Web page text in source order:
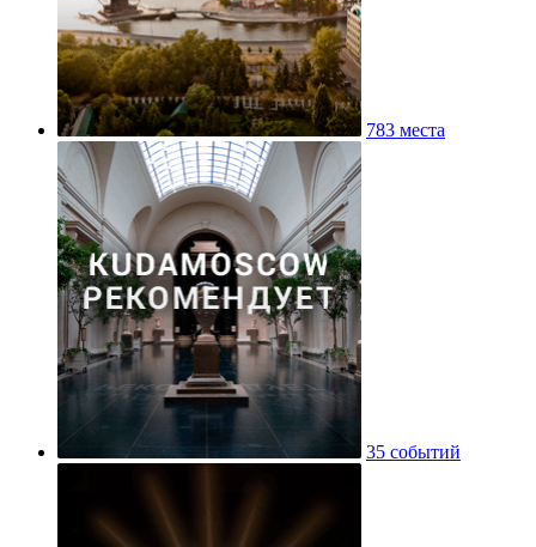
783 места
35 событий